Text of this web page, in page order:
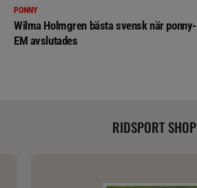
PONNY
Wilma Holmgren bästa svensk när ponny-
EM avslutades
RIDSPORT SHOP